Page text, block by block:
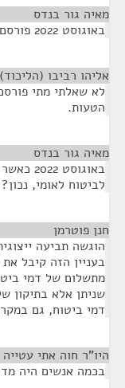
מאיה גור בנדס
באוגוסט 2022 פורסם שאין יותר פטור.
אליהו רביבו (הליכוד)
לא שאלתי מתי
הטעות.
מאיה גור בנדס
לביטוח לאומי, נכון?
חנן פוטרמן
בעניין הזה קיבל
מתשלום של דמי
שניתן אלא בתיקון
דמי ביטוח, גם
היו"ר חוה אתי עטייה
בכמה אנשים היה